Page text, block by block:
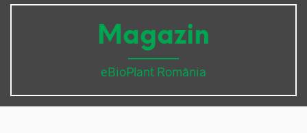
Magazin
eBioPlant România